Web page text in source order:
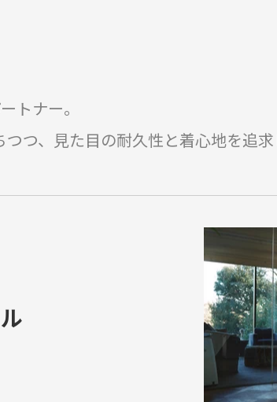
トナー。
つ、見た目の耐久性と着心地を追